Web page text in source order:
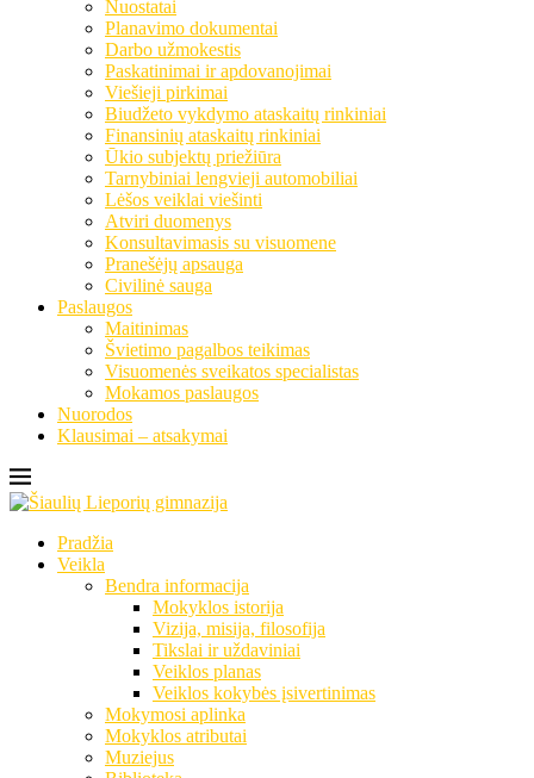
Nuostatai
Planavimo dokumentai
Darbo užmokestis
Paskatinimai ir apdovanojimai
Viešieji pirkimai
Biudžeto vykdymo ataskaitų rinkiniai
Finansinių ataskaitų rinkiniai
Ūkio subjektų priežiūra
Tarnybiniai lengvieji automobiliai
Lėšos veiklai viešinti
Atviri duomenys
Konsultavimasis su visuomene
Pranešėjų apsauga
Civilinė sauga
Paslaugos
Maitinimas
Švietimo pagalbos teikimas
Visuomenės sveikatos specialistas
Mokamos paslaugos
Nuorodos
Klausimai – atsakymai
Pradžia
Veikla
Bendra informacija
Mokyklos istorija
Vizija, misija, filosofija
Tikslai ir uždaviniai
Veiklos planas
Veiklos kokybės įsivertinimas
Mokymosi aplinka
Mokyklos atributai
Muziejus